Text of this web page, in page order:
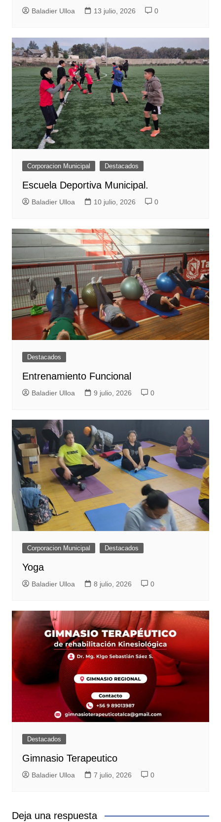
Baladier Ulloa 13 julio, 2026 0
Corporacion Municipal Destacados
Escuela Deportiva Municipal.
Baladier Ulloa 10 julio, 2026 0
Destacados
Entrenamiento Funcional
Baladier Ulloa 9 julio, 2026 0
Corporacion Municipal Destacados
Yoga
Baladier Ulloa 8 julio, 2026 0
Destacados
Gimnasio Terapeutico
Baladier Ulloa 7 julio, 2026 0
Deja una respuesta